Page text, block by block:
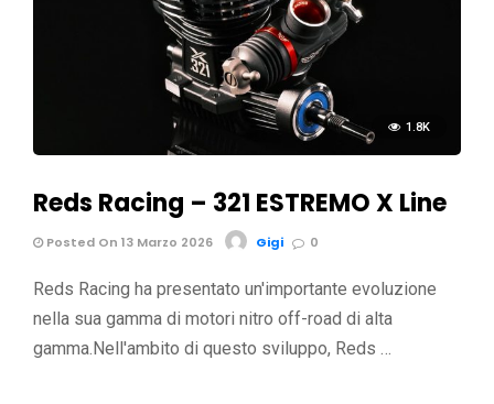
1.8K
Reds Racing – 321 ESTREMO X Line
Posted On 13 Marzo 2026 Gigi 0
Reds Racing ha presentato un'importante evoluzione
nella sua gamma di motori nitro off-road di alta
gamma.Nell'ambito di questo sviluppo, Reds …